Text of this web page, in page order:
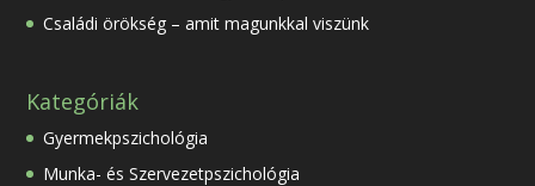
Családi örökség – amit magunkkal viszünk
Kategóriák
Gyermekpszichológia
Munka- és Szervezetpszichológia